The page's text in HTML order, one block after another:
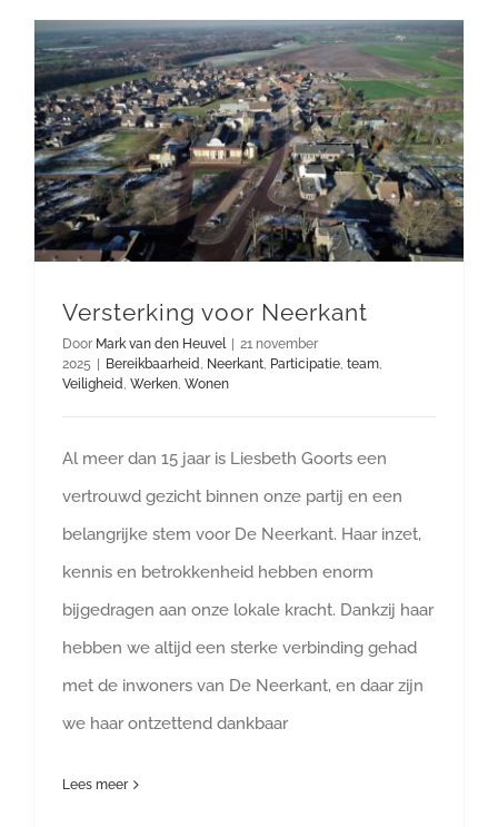
DOE MEE
Versterking voor Neerkant
Door Mark van den Heuvel | 21 november
2025 | Bereikbaarheid Neerkant Participatie team
Veiligheid Werken Wonen
Al meer dan 15 jaar is Liesbeth Goorts een
vertrouwd gezicht binnen onze partij en een
belangrijke stem voor De Neerkant. Haar inzet,
kennis en betrokkenheid hebben enorm
bijgedragen aan onze lokale kracht. Dankzij haar
hebben we altijd een sterke verbinding gehad
met de inwoners van De Neerkant, en daar zijn
we haar ontzettend dankbaar
Lees meer